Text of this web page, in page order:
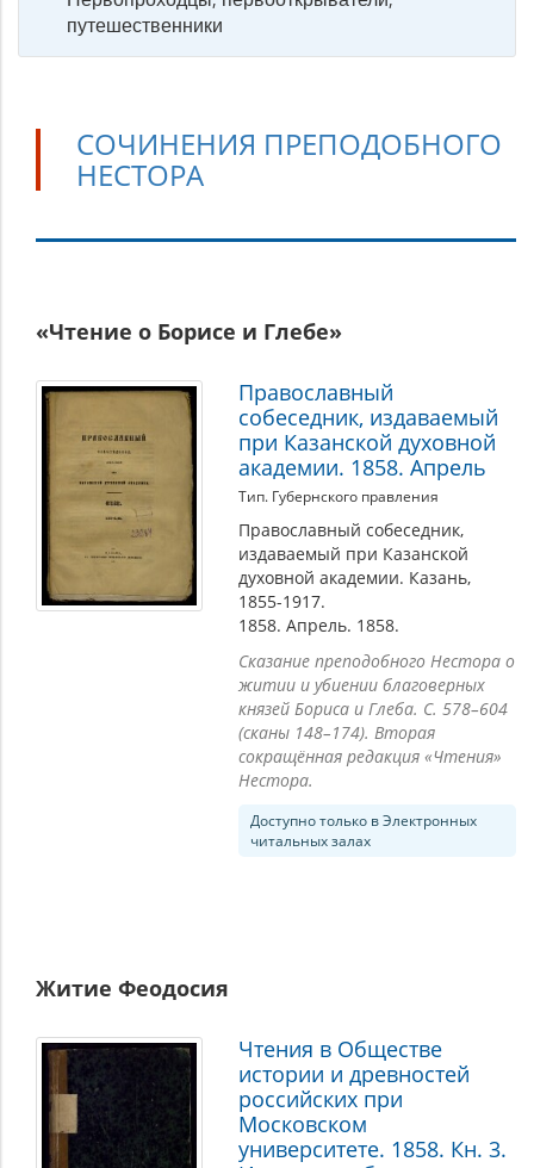
путешественники
СОЧИНЕНИЯ ПРЕПОДОБНОГО
НЕСТОРА
преподобного
Нестора
«Чтение о Борисе и Глебе»
Православный
собеседник, издаваемый
при Казанской духовной
академии. 1858. Апрель
Тип. Губернского правления
Православный собеседник,
издаваемый при Казанской
духовной академии. Казань,
1855-1917.
1858. Апрель. 1858.
Сказание преподобного Нестора о
житии и убиении благоверных
князей Бориса и Глеба. С. 578–604
(сканы 148–174). Вторая
сокращённая редакция «Чтения»
Нестора.
Доступно только в Электронных
читальных залах
Житие Феодосия
Чтения в Обществе
истории и древностей
российских при
Московском
университете. 1858. Кн. 3.